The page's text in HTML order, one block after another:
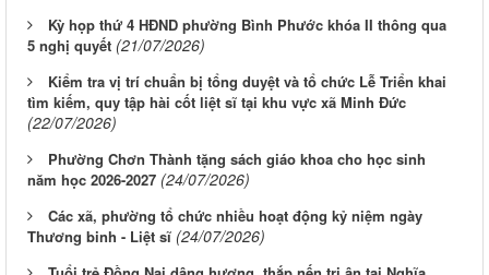
Kỳ họp thứ 4 HĐND phường Bình Phước khóa II thông qua
5 nghị quyết (21/07/2026)
Kiểm tra vị trí chuẩn bị tổng duyệt và tổ chức Lễ Triển khai
tìm kiếm, quy tập hài cốt liệt sĩ tại khu vực xã Minh Đức
(22/07/2026)
Phường Chơn Thành tặng sách giáo khoa cho học sinh
năm học 2026-2027 (24/07/2026)
Các xã, phường tổ chức nhiều hoạt động kỷ niệm ngày
Thương binh - Liệt sĩ (24/07/2026)